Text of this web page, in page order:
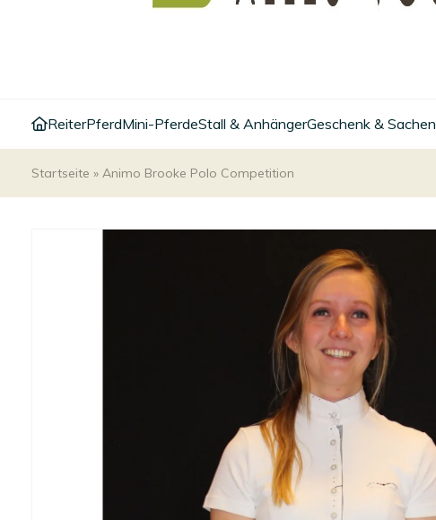
ReiterPferdMini-PferdeStall & AnhängerGeschenk & Sachen
Startseite » Animo Brooke Polo Competition